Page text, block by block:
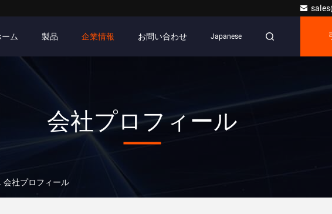
ーム 製品 企業情報 お問い合わせ Japanese
会社プロフィール
会社プロフィール